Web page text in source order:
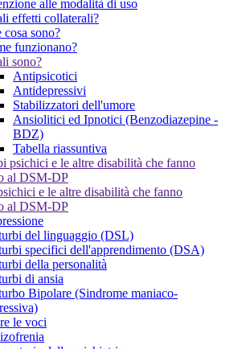
alle modalità di uso
effetti collaterali?
cosa sono?
funzionano?
sono?
Antipsicotici
Antidepressivi
Stabilizzatori dell'umore
Ansiolitici ed Ipnotici (Benzodiazepine -
BDZ)
Tabella riassuntiva
e le altre disabilità che fanno
al DSM-DP
del linguaggio (DSL)
specifici dell'apprendimento (DSA)
della personalità
di ansia
Bipolare (Sindrome maniaco-
le voci